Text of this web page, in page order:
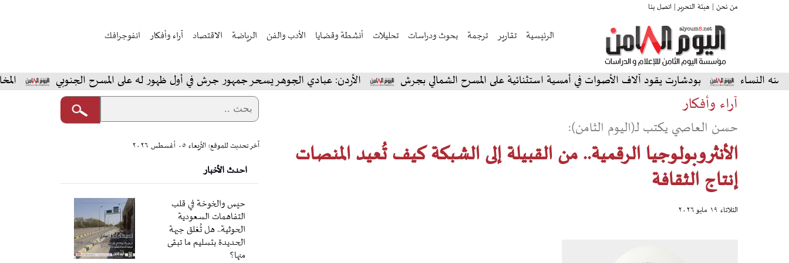
من نحن | هيئة التحرير | اتصل بنا
الرئيسية تقارير ترجمة بحوث ودراسات تحليلات أنشطة وقضايا الأدب والفن الرياضة الاقتصاد آراء وأفكار انفوجرافك
بودشارت يقود آلاف الأصوات في أمسية استثنائية على المسرح الشمالي بجرش الأردن: عبادي الجوهر يسحر جمهور جرش في أول ظهور له على المسرح الجنوبي المخابرات
آراء وأفكار
حسن العاصي يكتب لـ(اليوم الثامن):
الأنثروبولوجيا الرقمية.. من القبيلة إلى الشبكة كيف تُعيد المنصات
إنتاج الثقافة
الثلاثاء ١٩ مايو ٢٠٢٦
آخر تحديث للموقع: الأربعاء ٠٥ أغسطس ٢٠٢٦
احدث الأخبار
حيس والخوخة في قلب
التفاهمات السعودية
الحوثية.. هل تُغلق جبهة
الحديدة بتسليم ما تبقى
منها؟